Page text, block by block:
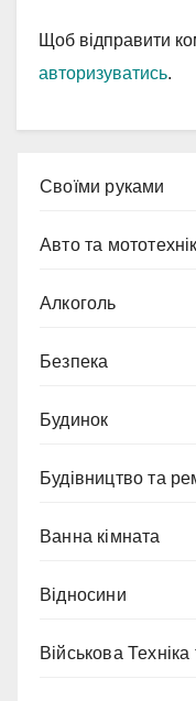
Щоб відправити
авторизуватись.
Cвоїми руками
Авто та
Алкоголь
Безпека
Будинок
Будівництво та
Ванна кімната
Відносини
Військова Техніка